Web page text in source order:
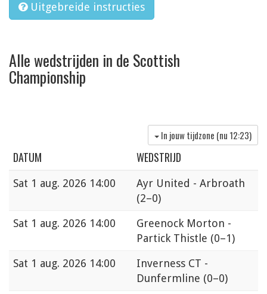
Uitgebreide instructies
Alle wedstrijden in de Scottish
Championship
In jouw tijdzone (nu 12:23)
DATUM WEDSTRIJD
Sat 1 aug. 2026 14:00
Ayr United - Arbroath
(2–0)
Sat 1 aug. 2026 14:00
Greenock Morton -
Partick Thistle (0–1)
Sat 1 aug. 2026 14:00
Inverness CT -
Dunfermline (0–0)